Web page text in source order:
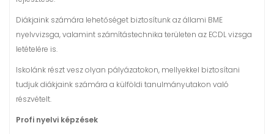
Diákjaink számára lehetőséget biztosítunk az állami BME
nyelvvizsga, valamint számítástechnika területen az ECDL vizsga
letételére is.
Iskolánk részt vesz olyan pályázatokon, mellyekkel biztosítani
tudjuk diákjaink számára a külföldi tanulmányutakon való
részvételt.
Profi nyelvi képzések